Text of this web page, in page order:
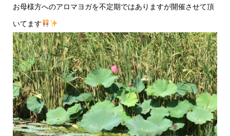
お母様方へのアロマヨガを不定期ではありますが開催させて頂
いてます